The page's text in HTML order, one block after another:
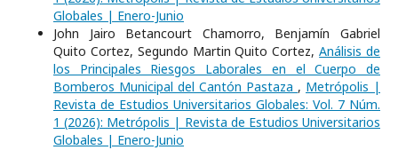
Globales | Enero-Junio
John Jairo Betancourt Chamorro, Benjamín Gabriel
Quito Cortez, Segundo Martin Quito Cortez,Análisis de
los Principales Riesgos Laborales en el Cuerpo de
Bomberos Municipal del Cantón Pastaza , Metrópolis |
Revista de Estudios Universitarios Globales: Vol. 7 Núm.
1 (2026): Metrópolis | Revista de Estudios Universitarios
Globales | Enero-Junio